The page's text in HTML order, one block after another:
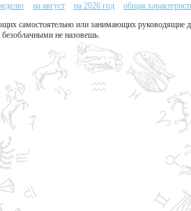
на август на 2026 год
общая
самостоятельно или занимающих руководящие
не назовешь.